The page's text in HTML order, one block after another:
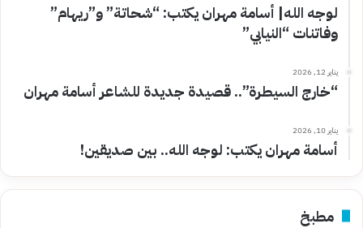
لوجه الله| أسامة مهران يكتب: “شحاتة” و”ريهام”
وفاتنات “النيابي”
يناير 12, 2026
“خارج السيطرة”.. قصيدة جديدة للشاعر أسامة مهران
يناير 10, 2026
أسامة مهران يكتب: لوجه الله.. بين صديقين!
مطبخ